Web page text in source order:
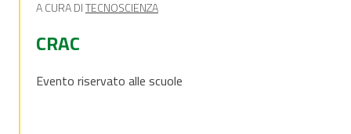
A CURA DITECNOSCIENZA
CRAC
Evento riservato alle scuole